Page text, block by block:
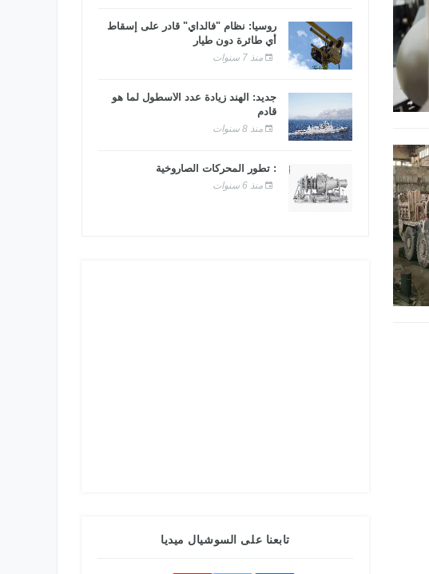
روسيا: نظام "فالداي" قادر على إسقاط
أي طائرة دون طيار
منذ 7 سنوات
جديد: الهند زيادة عدد الأسطول لما هو
قادم
منذ 8 سنوات
: تطور المحركات الصاروخية
منذ 6 سنوات
تابعنا على السوشيال ميديا